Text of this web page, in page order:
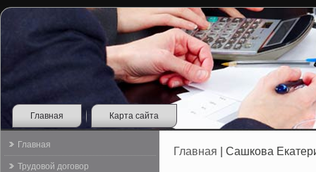
Главная Карта сайта
Главная
Трудовой договор
Главная | Сашкова